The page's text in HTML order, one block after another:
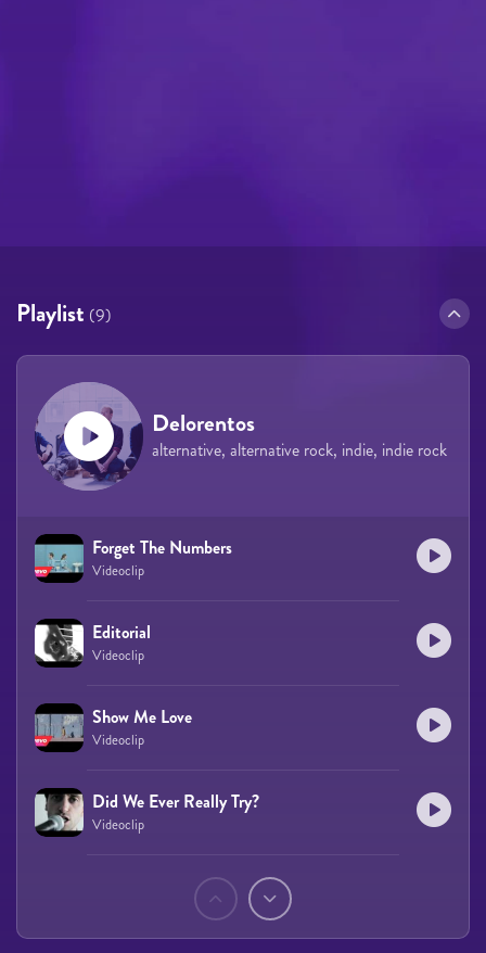
Playlist (9)
Delorentos
alternative, alternative rock, indie, indie rock
Forget The Numbers
Videoclip
Editorial
Videoclip
Show Me Love
Videoclip
Did We Ever Really Try?
Videoclip